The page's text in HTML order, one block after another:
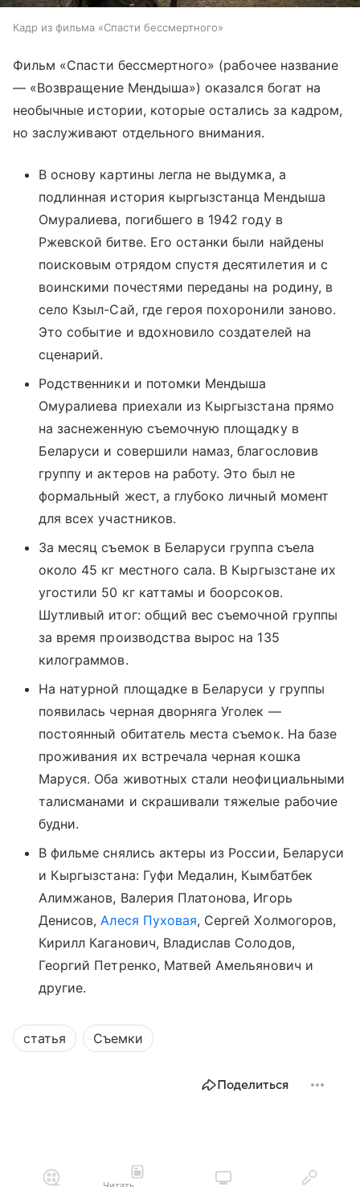
Кадр из фильма «Спасти бессмертного»
Фильм «Спасти бессмертного» (рабочее название
— «Возвращение Мендыша») оказался богат на
необычные истории, которые остались за кадром,
но заслуживают отдельного внимания.
В основу картины легла не выдумка, а
подлинная история кыргызстанца Мендыша
Омуралиева, погибшего в 1942 году в
Ржевской битве. Его останки были найдены
поисковым отрядом спустя десятилетия и с
воинскими почестями переданы на родину, в
село Кзыл-Сай, где героя похоронили заново.
Это событие и вдохновило создателей на
сценарий.
Родственники и потомки Мендыша
Омуралиева приехали из Кыргызстана прямо
на заснеженную съемочную площадку в
Беларуси и совершили намаз, благословив
группу и актеров на работу. Это был не
формальный жест, а глубоко личный момент
для всех участников.
За месяц съемок в Беларуси группа съела
около 45 кг местного сала. В Кыргызстане их
угостили 50 кг каттамы и боорсоков.
Шутливый итог: общий вес съемочной группы
за время производства вырос на 135
килограммов.
На натурной площадке в Беларуси у группы
появилась черная дворняга Уголек —
постоянный обитатель места съемок. На базе
проживания их встречала черная кошка
Маруся. Оба животных стали неофициальными
талисманами и скрашивали тяжелые рабочие
будни.
В фильме снялись актеры из России, Беларуси
и Кыргызстана: Гуфи Медалин, Кымбатбек
Алимжанов, Валерия Платонова, Игорь
Денисов, Алеся Пуховая, Сергей Холмогоров,
Кирилл Каганович, Владислав Солодов,
Георгий Петренко, Матвей Амельянович и
другие.
статья Съемки
Поделиться